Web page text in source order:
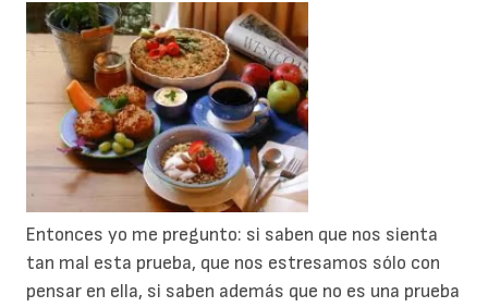
Entonces yo me pregunto: si saben que nos sienta
tan mal esta prueba, que nos estresamos sólo con
pensar en ella, si saben además que no es una prueba